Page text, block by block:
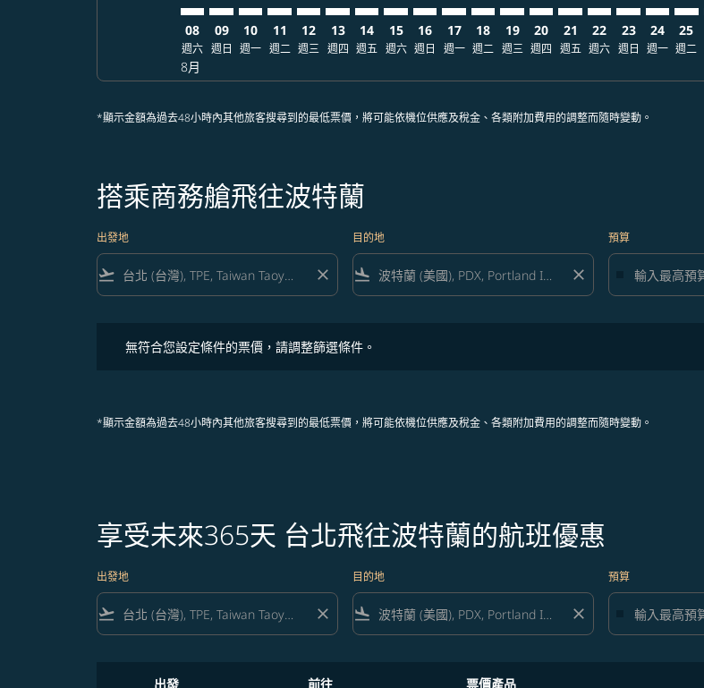
08
週六
8月
09
週日
10
週一
11
週二
12
週三
13
週四
14
週五
15
週六
16
週日
17
週一
18
週二
19
週三
20
週四
21
週五
22
週六
23
週日
24
週一
25
週二
*顯示金額為過去48小時內其他旅客搜尋到的最低票價，將可能依機位供應及稅金、各類附加費用的調整而隨時變動。
搭乘商務艙飛往波特蘭
出發地
flight_takeoff close
目的地
flight_land close
預算
無符合您設定條件的票價，請調整篩選條件。
*顯示金額為過去48小時內其他旅客搜尋到的最低票價，將可能依機位供應及稅金、各類附加費用的調整而隨時變動。
享受未來365天 台北飛往波特蘭的航班優惠
出發地
flight_takeoff close
目的地
flight_land close
預算
出發 前往 票價產品